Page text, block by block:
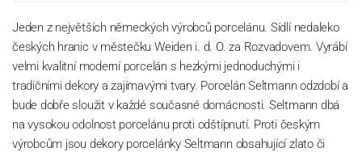
Jeden z největších německých výrobců porcelánu. Sídlí nedaleko
českých hranic v městečku Weiden i. d. O. za Rozvadovem. Vyrábí
velmi kvalitní moderní porcelán s hezkými jednoduchými i
tradičními dekory a zajímavými tvary. Porcelán Seltmann odzdobí a
bude dobře sloužit v každé současné domácnosti. Seltmann dbá
na vysokou odolnost porcelánu proti odštípnutí. Proti českým
výrobcům jsou dekory porcelánky Seltmann obsahující zlato či